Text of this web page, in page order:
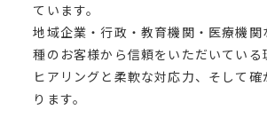
ています。
地域企業・行政・教育機関・医療機関
種のお客様から信頼をいただいている
ヒアリングと柔軟な対応力、そして確
ります。